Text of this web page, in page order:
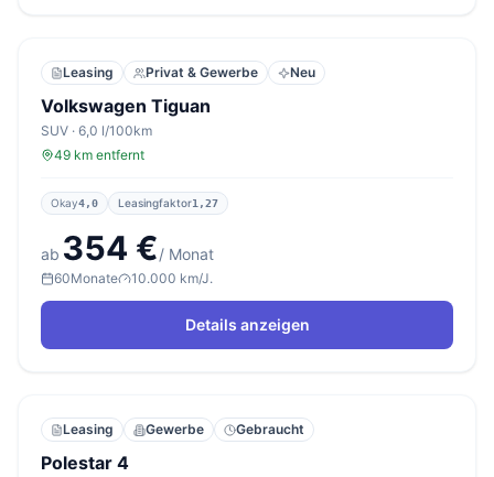
Leasing Privat & Gewerbe Neu
Volkswagen Tiguan
SUV · 6,0 l/100km
49 km entfernt
Okay4,0 Leasingfaktor1,27
ab 354 €/ Monat
60Monate 10.000 km/J.
Details anzeigen
Leasing Gewerbe Gebraucht
Polestar 4